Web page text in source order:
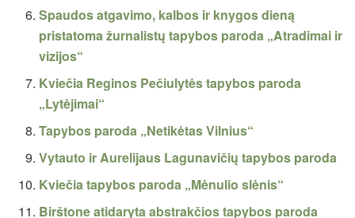
Spaudos atgavimo, kalbos ir knygos dieną
pristatoma žurnalistų tapybos paroda „Atradimai ir
vizijos“
Kviečia Reginos Pečiulytės tapybos paroda
„Lytėjimai“
Tapybos paroda „Netikėtas Vilnius“
Vytauto ir Aurelijaus Lagunavičių tapybos paroda
Kviečia tapybos paroda „Mėnulio slėnis“
Birštone atidaryta abstrakčios tapybos paroda